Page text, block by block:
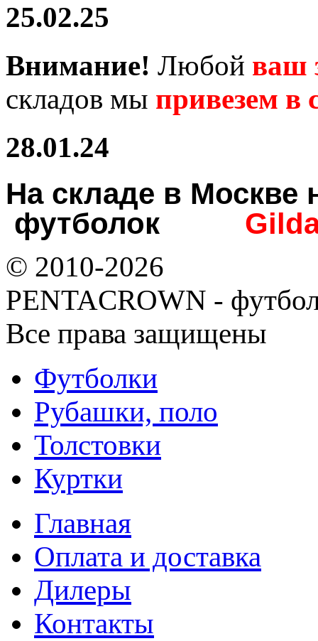
25.02.25
Внимание! Любой ваш
складов мы привезем в
28.01.24
На складе в
футболок
© 2010-2026
PENTACROWN -
Все права защищены
Футболки
Рубашки, поло
Толстовки
Куртки
Главная
Оплата и доставка
Дилеры
Контакты